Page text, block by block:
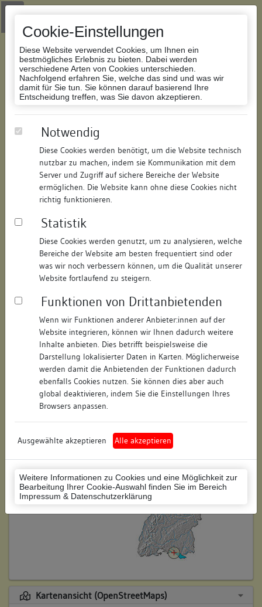
Cookie-Einstellungen
Diese Website verwendet Cookies, um Ihnen ein
bestmögliches Erlebnis zu bieten. Dabei werden
verschiedene Arten von Cookies unterschieden.
Nachfolgend erfahren Sie, welche das sind und was wir
damit für Sie tun. Sie können darauf basierend Ihre
Entscheidung treffen, was Sie davon akzeptieren.
Notwendig
Diese Cookies werden benötigt, um die Website technisch
nutzbar zu machen, indem sie Kommunikation mit dem
Server und Zugriff auf sichere Bereiche der Website
ermöglichen. Die Website kann ohne diese Cookies nicht
richtig funktionieren.
Statistik
Diese Cookies werden genutzt, um zu analysieren, welche
Bereiche der Website am besten frequentiert sind oder
was wir noch verbessern können, um die Qualität unserer
Website fortlaufend zu steigern.
Funktionen von Drittanbietenden
Wenn wir Funktionen anderer Anbieter:innen auf der
Website integrieren, können wir Ihnen dadurch weitere
Inhalte anbieten. Dies betrifft beispielsweise die
Darstellung lokalisierter Daten in Karten. Möglicherweise
werden damit die Anbietenden der Funktionen dadurch
ebenfalls Cookies nutzen. Sie können dies aber auch
global deaktivieren, indem Sie die Einstellungen Ihres
Browsers anpassen.
Ausgewählte akzeptieren Alle akzeptieren
Weitere Informationen zu Cookies und eine Möglichkeit zur
Bearbeitung Ihrer Cookie-Auswahl finden Sie im Bereich
Impressum & Datenschutzerklärung
Zur Navigation springen
Zum Inhalt der Website springen
Datenbank Bauforschung/Restaurierung
209628835512/Datum:30.06.2024
Datenbestand:
Bauforschung
Als PDF herunterladen:
Objektdaten
Straße: Bodanstraße
Hausnummer: 19
Postleitzahl: 78462
Stadt-Teilort: Konstanz
Regierungsbezirk: Freiburg
Konstanz (Landkreis)
Wohnplatzschlüssel: 8335043012
Flurstücknummer: keine
Historischer Straßenname: keiner
Lage des Wohnplatzes:
Kartenansicht (OpenStreetMaps)